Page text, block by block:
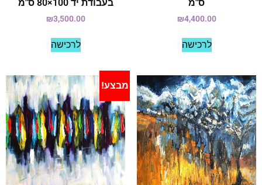
ס"מ
₪4,400.00
לרכישה
בעבודת יד 100×80 ס"מ
₪3,500.00
לרכישה
מבצע!